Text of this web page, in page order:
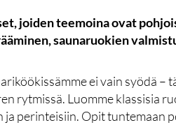
joiden teemoina ovat
saunaruokien
ei vain syödä
rytmissä. Luomme klassisia
perinteisiin. Opit tuntemaan